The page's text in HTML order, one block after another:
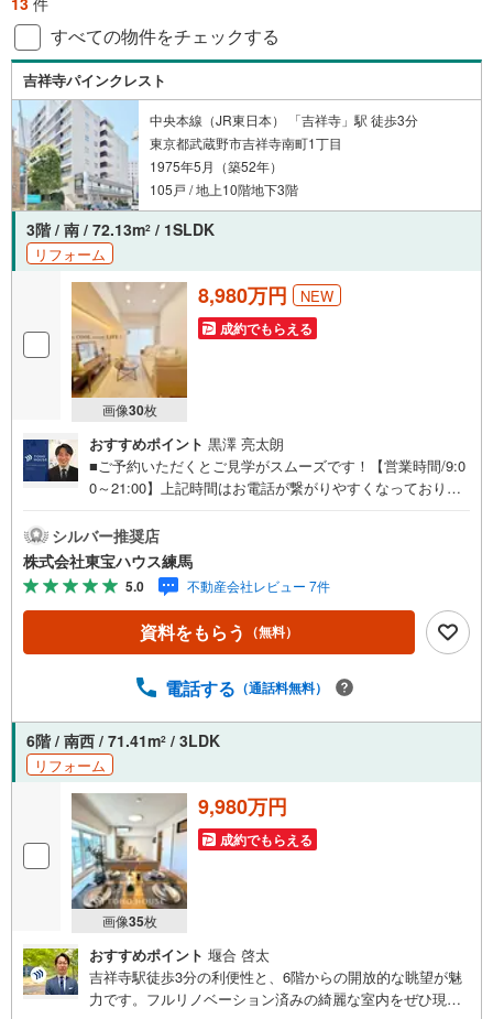
すべての物件をチェックする
吉祥寺パインクレスト
中央本線（JR東日本） 「吉祥寺」駅 徒歩3分
東京都武蔵野市吉祥寺南町1丁目
1975年5月（築52年）
105戸 / 地上10階地下3階
3階 / 南 / 72.13m2 / 1SLDK
リフォーム
画像30枚
8,980万円 NEW
成約でもらえる
おすすめポイント 黒澤 亮太朗
■ご予約いただくとご見学がスムーズです！【営業時間/9:0
0～21:00】上記時間はお電話が繋がりやすくなっておりま
にお電話ください！下記のお申込み方法も可能です！ご見
学希望のお客様:右上の「室内・現地を見学する」をクリッ
クして下さい。資料請求希望のお客様:右上の「資料をもら
う」をクリックして下さい。【東宝ハウス練馬のポイン
ト】（1）不動産のご提案から資金計画・ライフシミュレー
ションのご相談・無理のないライフプラン、提携による低
生活」を「未来カレンダー」で見える化します。（2）ご購
ポート」・漠然としたキャッシュフローのグラフ化、効果
的な生命保険の見直し、繰り上げ返済の効果的なタイミン
グなどご提案させて頂きます。■ご案内方法ご自宅へお迎
え・最寄駅等でお待ち合わせ、弊社へのご来社など、ご相
談くださいませ。■お車の無料提携駐車場がございます。
シルバー推奨店
株式会社東宝ハウス練馬
5.0 不動産会社レビュー 7件
資料をもらう （無料）
電話する （通話料無料）
6階 / 南西 / 71.41m2 / 3LDK
リフォーム
画像35枚
9,980万円
成約でもらえる
おすすめポイント 堰合 啓太
吉祥寺駅徒歩3分の利便性と、6階からの開放的な眺望が魅
力です。フルリノベーション済みの綺麗な室内をぜひ現地